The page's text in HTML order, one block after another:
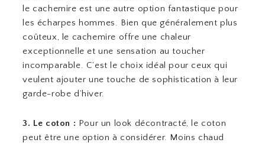
le cachemire est une autre option fantastique pour
les écharpes hommes. Bien que généralement plus
coûteux, le cachemire offre une chaleur
exceptionnelle et une sensation au toucher
incomparable. C’est le choix idéal pour ceux qui
veulent ajouter une touche de sophistication à leur
garde-robe d’hiver.
3. Le coton : Pour un look décontracté, le coton
peut être une option à considérer. Moins chaud